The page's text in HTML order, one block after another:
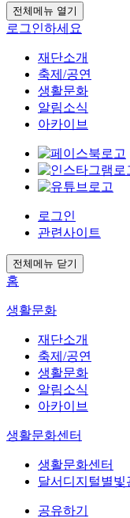
전체메뉴 열기
로그인하세요
재단소개
축제/공연
생활문화
알림소식
아카이브
로그인
관련사이트
전체메뉴 닫기
홈
생활문화
재단소개
축제/공연
생활문화
알림소식
아카이브
생활문화센터
생활문화센터
달서디지털별빛
공유하기